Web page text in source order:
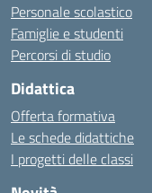
Personale scolastico
Famiglie e studenti
Percorsi di studio
Didattica
Offerta formativa
Le schede didattiche
I progetti delle classi